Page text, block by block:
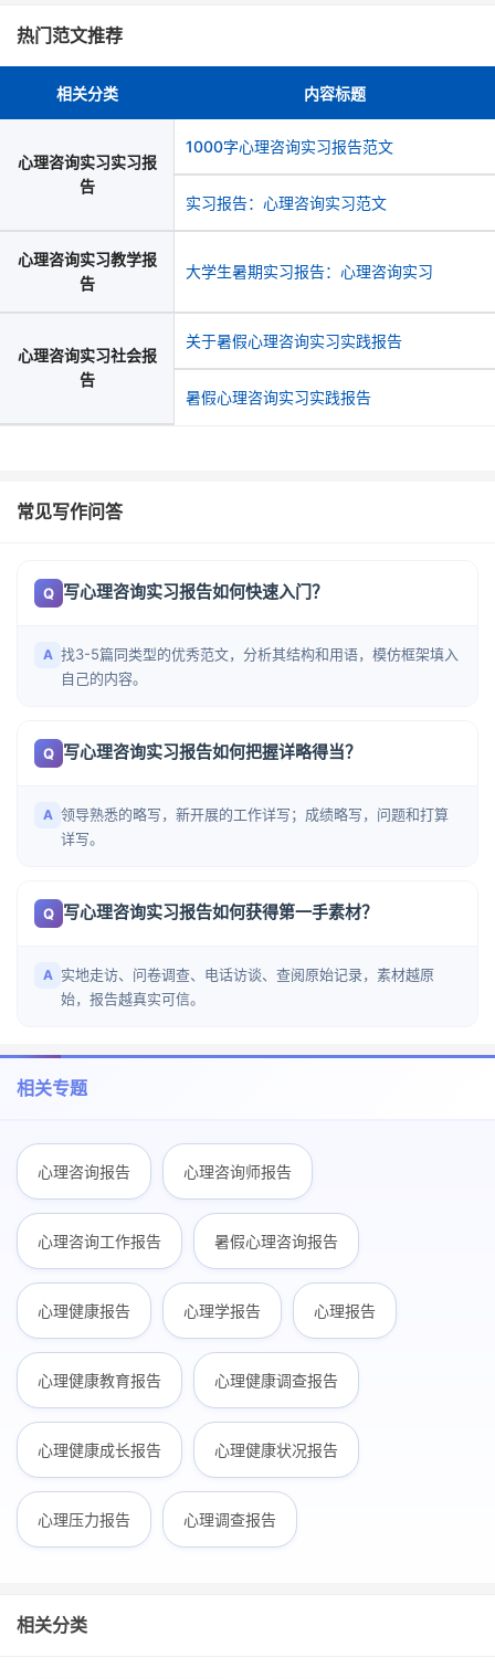
热门范文推荐
相关分类 内容标题
心理咨询实习实习报
告
1000字心理咨询实习报告范文
实习报告：心理咨询实习范文
心理咨询实习教学报
告
大学生暑期实习报告：心理咨询实习
心理咨询实习社会报
告
关于暑假心理咨询实习实践报告
暑假心理咨询实习实践报告
常见写作问答
Q 写心理咨询实习报告如何快速入门？
A 找3-5篇同类型的优秀范文，分析其结构和用语，模仿框架填入
自己的内容。
Q 写心理咨询实习报告如何把握详略得当？
A 领导熟悉的略写，新开展的工作详写；成绩略写，问题和打算
详写。
Q 写心理咨询实习报告如何获得第一手素材？
A 实地走访、问卷调查、电话访谈、查阅原始记录，素材越原
始，报告越真实可信。
相关专题
心理咨询报告 心理咨询师报告
心理咨询工作报告 暑假心理咨询报告
心理健康报告 心理学报告 心理报告
心理健康教育报告 心理健康调查报告
心理健康成长报告 心理健康状况报告
心理压力报告 心理调查报告
相关分类